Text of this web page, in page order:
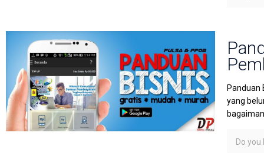
Panduan
yang
Do you